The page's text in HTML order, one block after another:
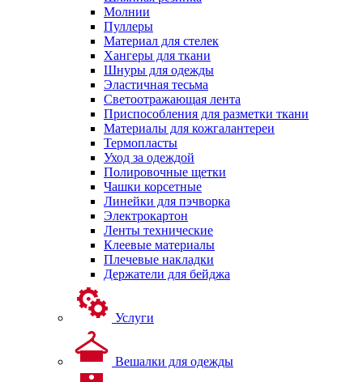
Молнии
Пуллеры
Материал для стелек
Хангеры для ткани
Шнуры для одежды
Эластичная тесьма
Светоотражающая лента
Приспособления для разметки ткани
Материалы для кожгалантереи
Термопласты
Уход за одеждой
Полировочные щетки
Чашки корсетные
Линейки для пэчворка
Электрокартон
Ленты технические
Клеевые материалы
Плечевые накладки
Держатели для бейджа
Услуги
Вешалки для одежды